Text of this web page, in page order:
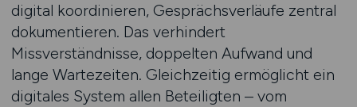
digital koordinieren, Gesprächsverläufe zentral
dokumentieren. Das verhindert
Missverständnisse, doppelten Aufwand und
lange Wartezeiten. Gleichzeitig ermöglicht ein
digitales System allen Beteiligten – vom